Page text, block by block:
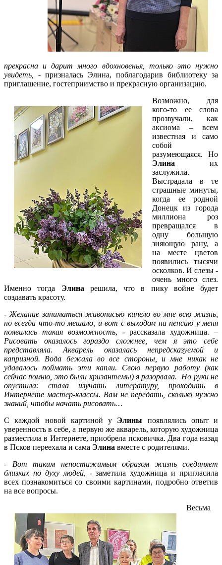
прекрасна и дарит много вдохновенья, только это нужно
увидеть, - призналась Элина, поблагодарив библиотеку за
приглашение, гостеприимство и прекрасную организацию.
Возможно, для
кого-то ее слова
прозвучали, как
аксиома – всем
известная и само
собой
разумеющаяся. Но
Элина их
заслужила.
Выстрадала в те
страшные минуты,
когда ее родной
Донецк из города
миллиона роз
превращался в
одну большую
зияющую рану, а
на месте цветов
появились тысячи
осколков. И слезы -
очень много слез.
Именно тогда Элина решила, что в пику войне будет
создавать красоту.
- Желание заниматься живописью кипело во мне всю жизнь,
но всегда что-то мешало, и вот с выходом на пенсию у меня
появилась такая возможность, - рассказала художница. –
Рисовать оказалось гораздо сложнее, чем я это себе
представляла. Акварель оказалась непредсказуемой и
капризной. Вода бежала во все стороны, и мне никак не
удавалось поймать эти капли. Свою первую работу (как
сейчас помню, это были хризантемы) я разорвала. Но руки не
опустила: стала изучать литературу, проходить в
Интернете мастер-классы. Вам не передать, сколько нужно
знаний, чтобы начать рисовать…
С каждой новой картиной у Элины появлялись опыт и
уверенность в себе, а первую же акварель, которую художница
разместила в Интернете, приобрела псковичка. Два года назад
в Псков переехала и сама Элина вместе с родителями.
- Вот таким непостижимым образом жизнь соединяет
близких по духу людей,
- заметила художница и пригласила
всех познакомиться со своими картинами, подробно ответив
на все вопросы.
Весьма